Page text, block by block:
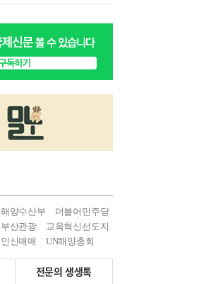
해양수산부
더불어민주당
부산관광
교육혁신선도지
인신매매 UN해양총회
전문의 생생톡